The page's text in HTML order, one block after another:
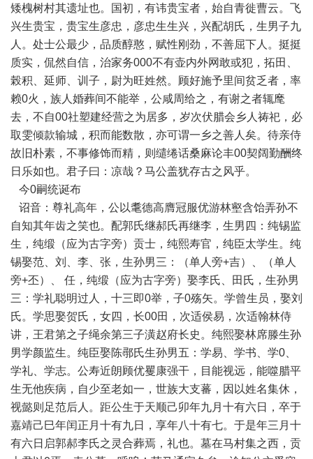
矮槐树村其遗址也。国初，有讳贵宝者，始自青徙曹云。飞
兴生贵宝，贵宝生彦忠，彦忠生生兴，兴配胡氏，生男子九
人。处士公最少，品质醇憨，赋性刚劲，不善屈下人。挺挺
质实，侃然自信，治家务000不有壶内外网敢或犯，拓田、
榖积、延师、训子，尉为旺姓然。顾好施予里间贫乏者，率
赖0火，族人婚葬间不能举，公咸周给之，有谢之者辄麾
去，不自00社塑建经营之为居多，岁次伏腊会乡人祷祀，必
取雯倾款输城，积而能数散，亦可谓一乡之善人矣。待亲侍
故旧朴素，不事修饰而精，则缱绻话桑麻论丰00契阔勤酬终
日乐如也。君子曰：凉哉？马公盖犹存古之风乎。
今0嗣统诞布
诏音：尊礼高年，公以耄德高膺冠服优游林壑含饴弄孙不
自知其年齿之笑也。配郭氏继郝氏再继李，生男四：纯锡监
生，纯缎（应为古字旁）贡士，纯熙寿官，纯臣太学生。纯
锡娶范、刘、李、张，生孙男三：（单人旁+吉）、（单人
旁+丕）、 任，纯缎（应为古字旁）娶李氏、田氏，生孙男
三：学礼聪明过人，十三即0举，子0殇矢。学曾生员，娶刘
氏。学思娶贺氏，女四，长00田，次适侯易，次适翰林侍
讲，王君第之子绳余第三子潢赵府长史。纯熙娶林席滕生孙
男学颜监生。纯臣娶陈鄩氏生孙男五：学易、学书、学0、
学礼、学志。公寿近朗顾优矍康强干，目能视远，能噬腊平
生无他疾病，自少至老如一，世族大支蕃，因以姓名集休，
视懿则足范后人。距公生于天顺己卯年九月十有六日，卒于
嘉靖己巳年闰正月十有九日，享年八十有七。于是年三月十
有六日启郭郝李氏之灵合葬焉，礼也。墓在马村集之西，贡